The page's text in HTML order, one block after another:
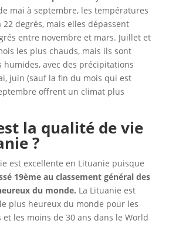
mai à septembre, les températures
degrés, mais elles dépassent
entre novembre et mars. Juillet et
les plus chauds, mais ils sont
humides, avec des précipitations
juin (sauf la fin du mois qui est
offrent un climat plus
la qualité de vie
?
est excellente en Lituanie puisque
19ème au classement général des
du monde. La Lituanie est
plus heureux du monde pour les
les moins de 30 ans dans le World